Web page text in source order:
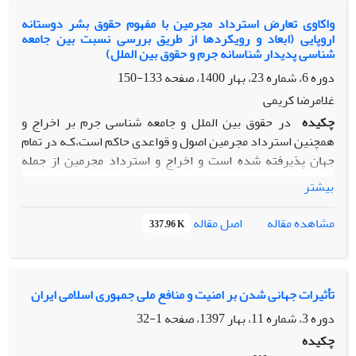
واکاوی تعارض استرداد مجرمین با مفهوم حقوق بشر دوستانه
اروپایی (ابعاد و رویکردها از طریق بررسی نسبت بین جامعه
شناسی پدیدار شناسانه جرم و حقوق بین الملل)
دوره 6، شماره 23، بهار 1400، صفحه
133-150
غلامرضا کریمی
چکیده در حقوق بین الملل و جامعه شناسی جرم بر اخراج و
همچنین استرداد مجرمین اصول و قواعدی حاکم است،کـه در تمام
جهان پذیرفته شده است و اخراج و استرداد مجرمین از جمله
مباحث دیرینه در حقوق بین الملل بوده است. دادگاه اروپایی
حقوق بشر به عنوان رکن قضایی کنوانسیون اروپایی حقوق بشر در
رویه خود در خصـوص برخـی از ایـن تعارضـات آرائی را صادر نموده
است. بر این اساس، درنوشتارحاضر تأثیر حقوق بشر مصرح در
کنوانسـیون اروپـایی حقوق بشر بر مسئلۀ اخراج و استرداد
دیوان حقوق بشر مورد مداقه قرار گرفته است. لکن با اینکه
تمامى تمهیدات بازدارنده علیه مرتکبین جرم براى ممانعت از فرار
به سایر کشورها و تعقیب کیفرى آنان به کارگرفته می شود،
دربسیارى موارد، تبهکاران پس از ارتکاب جرم و قبل ازکشف آن،
بیشتر
مشاهده مقاله
اصل مقاله 337.96 K
تأثیرات جهانی شدن بر امنیت و منافع ملی جمهوری اسلامی ایران
دوره 3، شماره 11، بهار 1397، صفحه
1-32
چکیده